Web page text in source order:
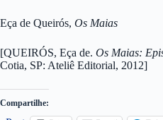
Eça de Queirós, Os Maias
[QUEIRÓS, Eça de. Os Maias:
Cotia, SP: Ateliê Editorial, 2012]
Compartilhe: